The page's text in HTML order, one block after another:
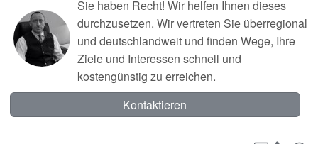
Sie haben Recht! Wir helfen Ihnen dieses
durchzusetzen. Wir vertreten Sie überregional
und deutschlandweit und finden Wege, Ihre
Ziele und Interessen schnell und
kostengünstig zu erreichen.
Kontaktieren